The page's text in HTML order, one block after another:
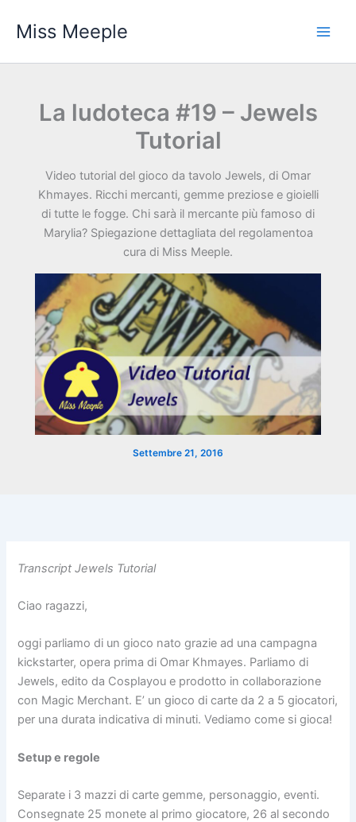
Miss Meeple
La ludoteca #19 – Jewels
Tutorial
Video tutorial del gioco da tavolo Jewels, di Omar
Khmayes. Ricchi mercanti, gemme preziose e gioielli
di tutte le fogge. Chi sarà il mercante più famoso di
Marylia? Spiegazione dettagliata del regolamentoa
cura di Miss Meeple.
Settembre 21, 2016
Transcript Jewels Tutorial
Ciao ragazzi,
oggi parliamo di un gioco nato grazie ad una campagna
kickstarter, opera prima di Omar Khmayes. Parliamo di
Jewels, edito da Cosplayou e prodotto in collaborazione
con Magic Merchant. E’ un gioco di carte da 2 a 5 giocatori,
per una durata indicativa di minuti. Vediamo come si gioca!
Setup e regole
Separate i 3 mazzi di carte gemme, personaggio, eventi.
Consegnate 25 monete al primo giocatore, 26 al secondo